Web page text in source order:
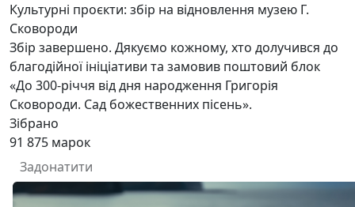
Культурні проєкти: збір на відновлення музею Г.
Сковороди
Збір завершено. Дякуємо кожному, хто долучився до
благодійної ініціативи та замовив поштовий блок
«До 300-річчя від дня народження Григорія
Сковороди. Сад божественних пісень».
Зібрано
91 875 марок
Задонатити